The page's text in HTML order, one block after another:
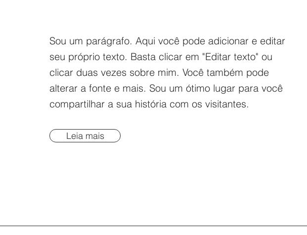
Sou um parágrafo. Aqui você pode adicionar e editar
seu próprio texto. Basta clicar em "Editar texto" ou
clicar duas vezes sobre mim. Você também pode
alterar a fonte e mais. Sou um ótimo lugar para você
compartilhar a sua história com os visitantes.
Leia mais